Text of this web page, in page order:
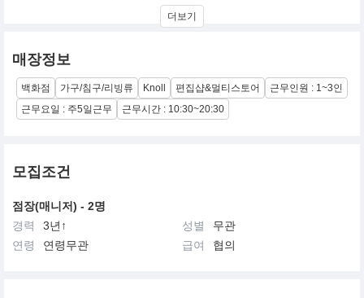
래식한 디자인부터 최신 트랜드를 이끄는 디자인에 이르기까지 다
더보기
매장정보
백화점 가구/침구/리빙류 Knoll 편집샵&멀티스토어
근무인원 : 1~3인
근무요일 : 주5일근무
근무시간 : 10:30~20:30
모집조건
점장(매니저) - 2명
경력
3년↑ 성별
무관
연령
연령무관 급여 협의